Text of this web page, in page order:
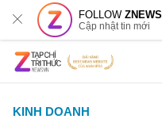
FOLLOWZNEWS
Cập nhật tin mới
KINH DOANH